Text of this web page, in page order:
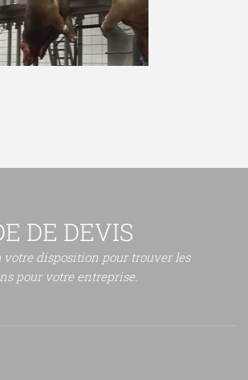
DE DEVIS
votre disposition pour trouver les
pour votre entreprise.